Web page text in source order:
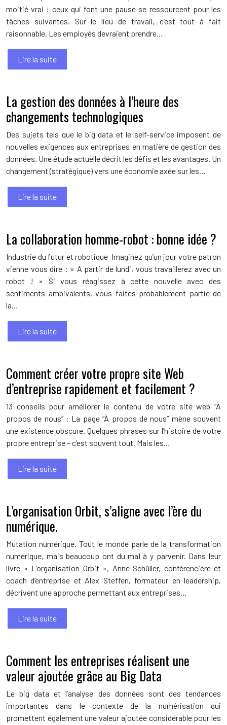
moitié vrai : ceux qui font une pause se ressourcent pour les
tâches suivantes. Sur le lieu de travail, c’est tout à fait
raisonnable. Les employés devraient prendre…
Lire la suite
La gestion des données à l’heure des
changements technologiques
Des sujets tels que le big data et le self-service imposent de
nouvelles exigences aux entreprises en matière de gestion des
données. Une étude actuelle décrit les défis et les avantages. Un
changement (stratégique) vers une économie axée sur les…
Lire la suite
La collaboration homme-robot : bonne idée ?
Industrie du futur et robotique Imaginez qu’un jour votre patron
vienne vous dire : « A partir de lundi, vous travaillerez avec un
robot ! » Si vous réagissez à cette nouvelle avec des
sentiments ambivalents, vous faites probablement partie de
la…
Lire la suite
Comment créer votre propre site Web
d’entreprise rapidement et facilement ?
13 conseils pour améliorer le contenu de votre site web “À
propos de nous” : La page “À propos de nous” mène souvent
une existence obscure. Quelques phrases sur l’histoire de votre
propre entreprise – c’est souvent tout. Mais les…
Lire la suite
L’organisation Orbit, s’aligne avec l’ère du
numérique.
Mutation numérique. Tout le monde parle de la transformation
numérique, mais beaucoup ont du mal à y parvenir. Dans leur
livre « L’organisation Orbit », Anne Schüller, conférencière et
coach d’entreprise et Alex Steffen, formateur en leadership,
décrivent une approche permettant aux entreprises…
Lire la suite
Comment les entreprises réalisent une
valeur ajoutée grâce au Big Data
Le big data et l’analyse des données sont des tendances
importantes dans le contexte de la numérisation qui
promettent également une valeur ajoutée considérable pour les